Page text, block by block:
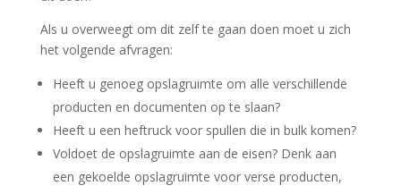
Als u overweegt om dit zelf te gaan doen moet u zich
het volgende afvragen:
Heeft u genoeg opslagruimte om alle verschillende
producten en documenten op te slaan?
Heeft u een heftruck voor spullen die in bulk komen?
Voldoet de opslagruimte aan de eisen? Denk aan
een gekoelde opslagruimte voor verse producten,